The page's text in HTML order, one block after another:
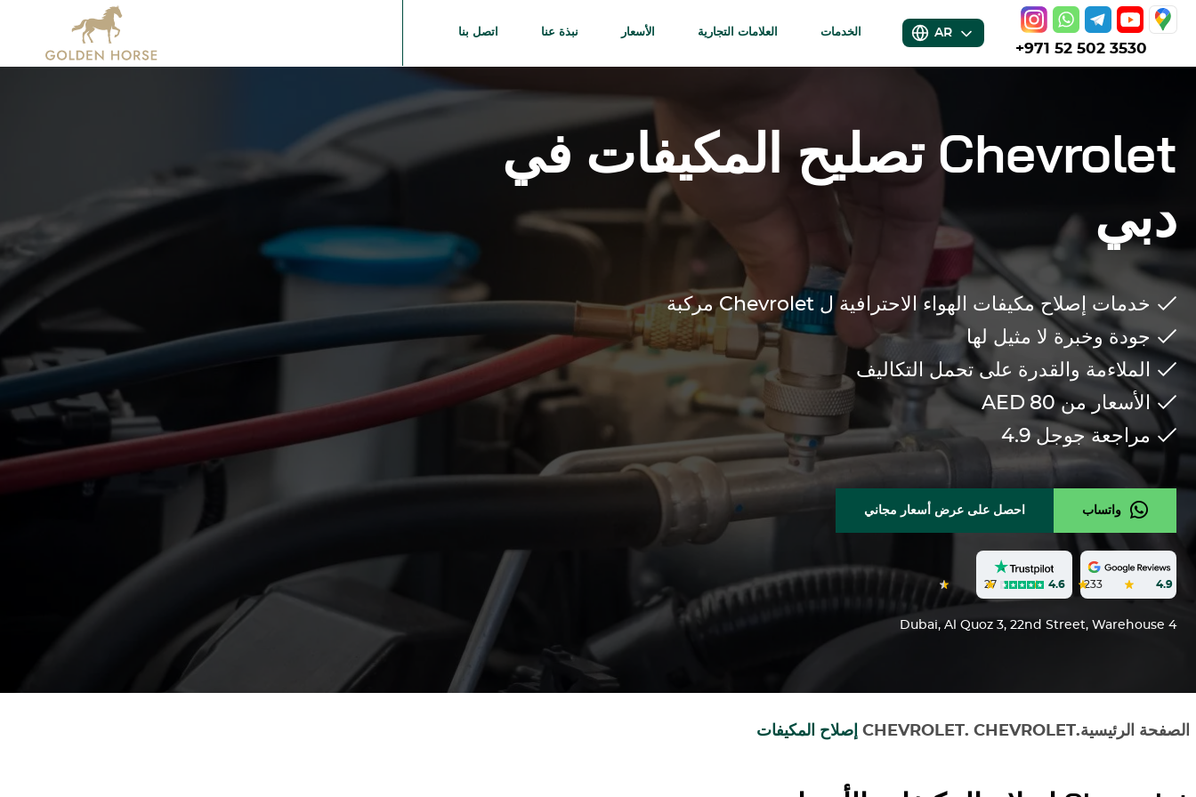
الخدمات العلامات التجارية الأسعار نبذة عنا اتصل بنا AR
+971 52 502 3530
Chevrolet تصليح المكيفات في
دبي
خدمات إصلاح مكيفات الهواء الاحترافية ل Chevroletمركبة
جودة وخبرة لا مثيل لها
الملاءمة والقدرة على تحمل التكاليف
الأسعار من 80
AED
مراجعة جوجل 4.9
واتساب احصل على عرض أسعار مجاني
4.9
233
4.6
27
Dubai, Al Quoz 3, 22nd Street, Warehouse 4
الصفحة الرئيسية.
CHEVROLET
.
CHEVROLET إصلاح المكيفات